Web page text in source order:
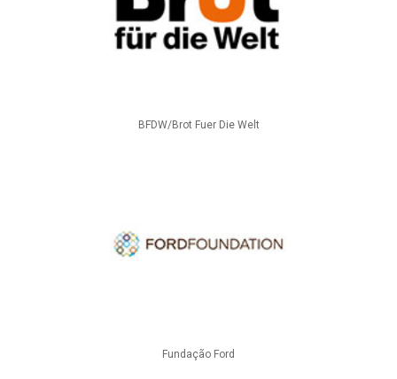
BFDW/Brot Fuer Die Welt
Fundação Ford